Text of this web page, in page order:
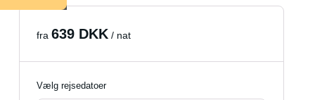
fra639 DKK / nat
Vælg rejsedatoer